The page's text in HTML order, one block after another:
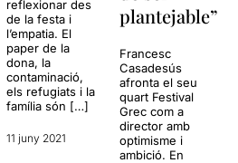
reflexionar des
de la festa i
l’empatia. El
paper de la
dona, la
contaminació,
els refugiats i la
família són […]
11 juny 2021
plantejable”
Francesc
Casadesús
afronta el seu
quart Festival
Grec com a
director amb
optimisme i
ambició. En